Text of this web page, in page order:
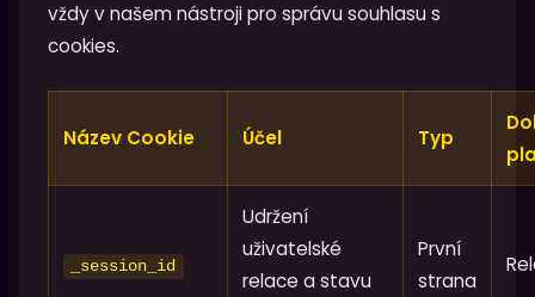
vždy v našem nástroji pro správu souhlasu s
cookies.
Název Cookie Účel Typ
_session_id
Udržení
uživatelské
relace a stavu
První
strana